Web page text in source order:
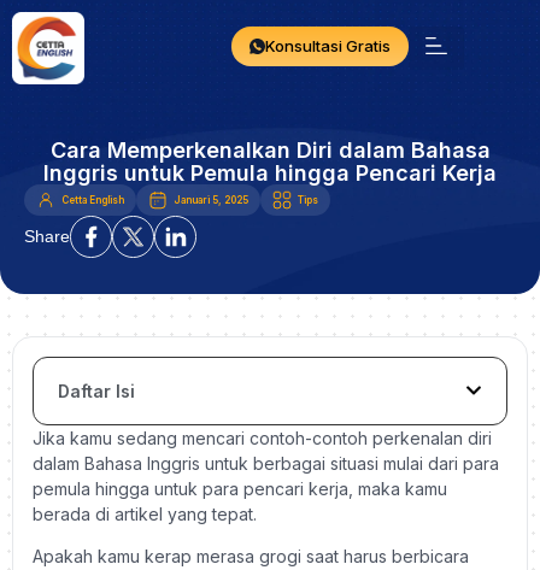
Konsultasi Gratis
Cara Memperkenalkan Diri dalam Bahasa
Inggris untuk Pemula hingga Pencari Kerja
Cetta English Januari 5, 2025 Tips
Share
Daftar Isi
Jika kamu sedang mencari contoh-contoh perkenalan diri
dalam Bahasa Inggris untuk berbagai situasi mulai dari para
pemula hingga untuk para pencari kerja, maka kamu
berada di artikel yang tepat.
Apakah kamu kerap merasa grogi saat harus berbicara